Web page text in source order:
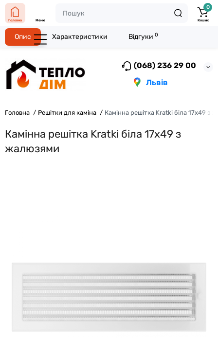
(068) 236 29 00
Львів
Головна Меню
0
Кошик
Головна Решітки для каміна Камінна решітка Kratki біла 17x49 з
Камінна решітка Kratki біла 17x49 з
жалюзями
Опис Характеристики Відгуки 0